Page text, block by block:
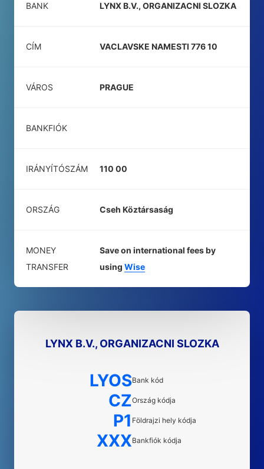
BANK LYNX B.V., ORGANIZACNI SLOZKA
CÍM VACLAVSKE NAMESTI 776 10
VÁROS PRAGUE
BANKFIÓK
IRÁNYÍTÓSZÁM 110 00
ORSZÁG Cseh Köztársaság
MONEY
TRANSFER
Save on international fees by
using Wise
LYNX B.V., ORGANIZACNI SLOZKA
LYOSBank kód
CZOrszág kódja
P1 Földrajzi hely kódja
XXXBankfiók kódja